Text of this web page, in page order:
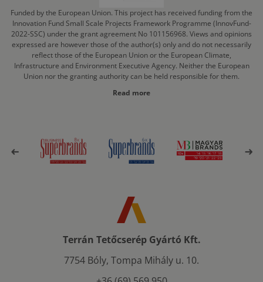
Funded by the European Union. This project has received funding from the
Innovation Fund Small Scale Projects Framework Programme (InnovFund-
2022-SSC) under the grant agreement No 101156968. Views and opinions
expressed are however those of the author(s) only and do not necessarily
reflect those of the European Union or the European Climate,
Infrastructure and Environment Executive Agency. Neither the European
Union nor the granting authority can be held responsible for them.
Read more
Terrán Tetőcserép Gyártó Kft.
7754 Bóly, Tompa Mihály u. 10.